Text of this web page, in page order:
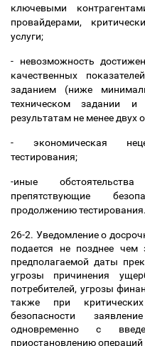
ключевыми
провайдерами,
услуги;
- невозможность
качественных
заданием (ниже
техническом задании
результатам не менее двух
- экономическая
тестирования;
-иные
препятствующие
продолжению тестирования.
26-2. Уведомление о
подается не позднее
предполагаемой даты
угрозы причинения
потребителей, угрозы
также при
безопасности
одновременно с
приостановлению